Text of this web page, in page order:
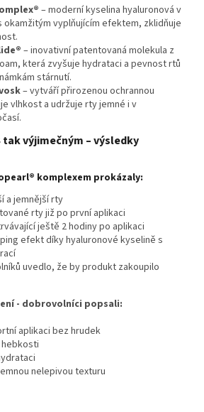
– moderní kyselina hyaluronová v
okamžitým vyplňujícím efektem, zklidňuje
– inovativní patentovaná molekula z
která zvyšuje hydrataci a pevnost rtů
stárnutí.
– vytváří přirozenou ochrannou
vlhkost a udržuje rty jemné i v
tak výjimečným – výsledky
komplexem prokázaly:
a jemnější rty
rty již po první aplikaci
ještě 2 hodiny po aplikaci
efekt díky hyaluronové kyselině s
uvedlo, že by produkt zakoupilo
- dobrovolníci popsali:
aplikaci bez hrudek
nelepivou texturu